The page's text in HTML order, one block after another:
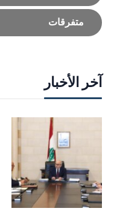
متفرقات
آخر الأخبار